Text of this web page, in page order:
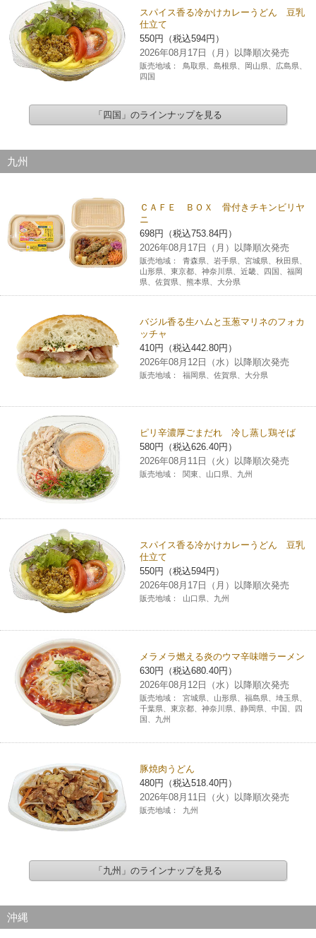
スパイス香る冷かけカレーうどん 豆乳
仕立て
550円（税込594円）
2026年08月17日（月）以降順次発売
販売地域：
鳥取県、島根県、岡山県、広島県、
四国
「四国」のラインナップを見る
九州
ＣＡＦＥ ＢＯＸ 骨付きチキンビリヤ
ニ
698円（税込753.84円）
2026年08月17日（月）以降順次発売
販売地域：
青森県、岩手県、宮城県、秋田県、
山形県、東京都、神奈川県、近畿、四国、福岡
県、佐賀県、熊本県、大分県
バジル香る生ハムと玉葱マリネのフォカ
ッチャ
410円（税込442.80円）
2026年08月12日（水）以降順次発売
販売地域： 福岡県、佐賀県、大分県
ピリ辛濃厚ごまだれ 冷し蒸し鶏そば
580円（税込626.40円）
2026年08月11日（火）以降順次発売
販売地域： 関東、山口県、九州
スパイス香る冷かけカレーうどん 豆乳
仕立て
550円（税込594円）
2026年08月17日（月）以降順次発売
販売地域： 山口県、九州
メラメラ燃える炎のウマ辛味噌ラーメン
630円（税込680.40円）
2026年08月12日（水）以降順次発売
販売地域：
宮城県、山形県、福島県、埼玉県、
千葉県、東京都、神奈川県、静岡県、中国、四
国、九州
豚焼肉うどん
480円（税込518.40円）
2026年08月11日（火）以降順次発売
販売地域： 九州
「九州」のラインナップを見る
沖縄